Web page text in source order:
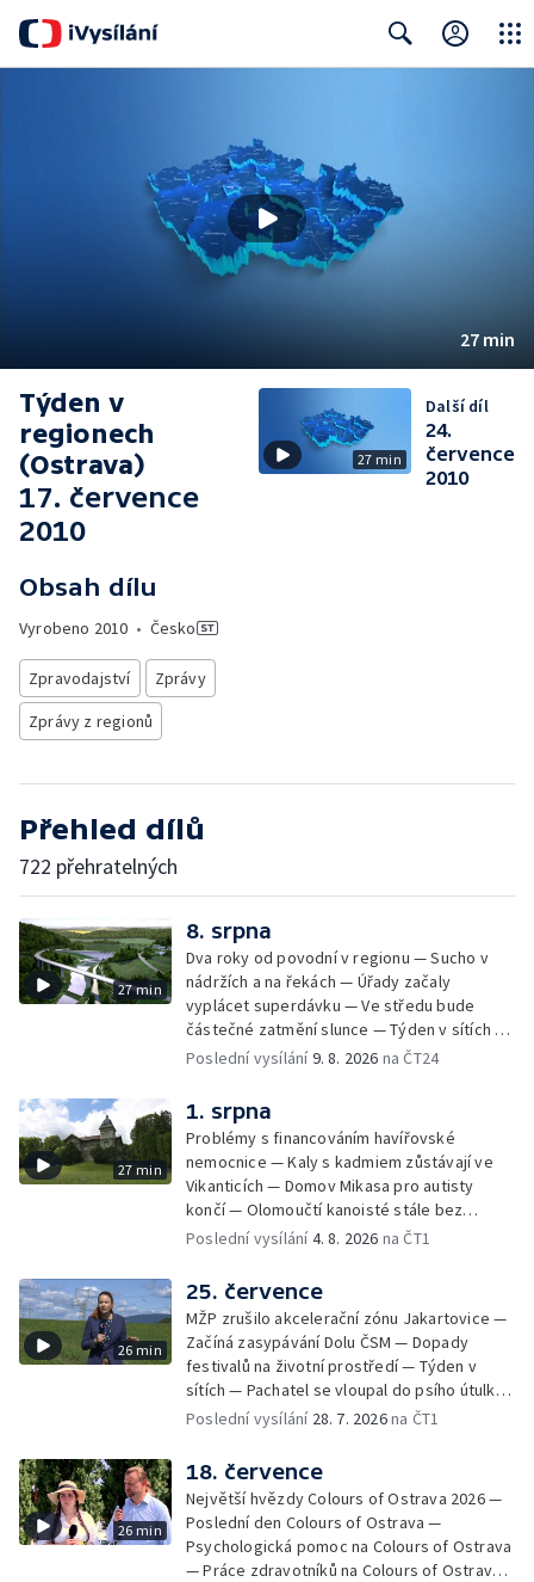
27 min
Týden v
regionech
(Ostrava)
17. července
2010
Obsah dílu
Vyrobeno 2010 • Česko
Zpravodajství
Zprávy
Zprávy z regionů
27 min
Další díl
24.
července
2010
Přehled dílů
722 přehratelných
27 min
8. srpna
Dva roky od povodní v regionu — Sucho v
nádržích a na řekách — Úřady začaly
vyplácet superdávku — Ve středu bude
částečné zatmění slunce — Týden v sítích —
Jede se mistrovství světa v koloběhu —
Poslední vysílání9. 8. 2026 na ČT24
27 min
1. srpna
Problémy s financováním havířovské
nemocnice — Kaly s kadmiem zůstávají ve
Vikanticích — Domov Mikasa pro autisty
končí — Olomoučtí kanoisté stále bez
cvičného kanálu — Tereza Kneblová je
Nové využití pro Hückelovy vily — Nové
varhany v Rudě u Rýmařova
Poslední vysílání4. 8. 2026 na ČT1
26 min
25. července
MŽP zrušilo akcelerační zónu Jakartovice —
Začíná zasypávání Dolu ČSM — Dopady
festivalů na životní prostředí — Týden v
sítích — Pachatel se vloupal do psího útulku
— Dobrovolný armádní výcvik středoškoláků
Poslední vysílání 28. 7. 2026na ČT1
26 min
18. července
Největší hvězdy Colours of Ostrava 2026 —
Poslední den Colours of Ostrava —
Psychologická pomoc na Colours of Ostrava
— Práce zdravotníků na Colours of Ostrava